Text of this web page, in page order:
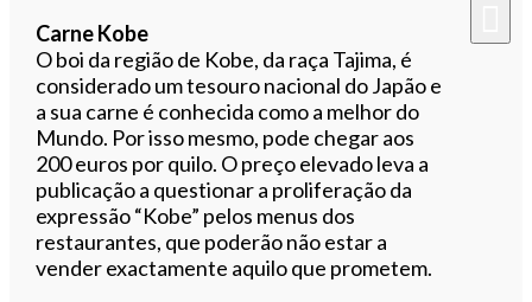
Carne Kobe
O boi da região de Kobe, da raça Tajima, é
considerado um tesouro nacional do Japão e
a sua carne é conhecida como a melhor do
Mundo. Por isso mesmo, pode chegar aos
200 euros por quilo. O preço elevado leva a
publicação a questionar a proliferação da
expressão “Kobe” pelos menus dos
restaurantes, que poderão não estar a
vender exactamente aquilo que prometem.